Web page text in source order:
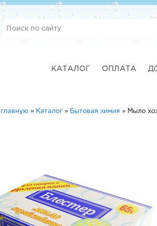
КАТАЛОГ ОПЛАТА
» Каталог » Бытовая химия » Мыло